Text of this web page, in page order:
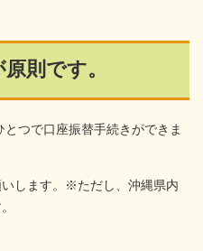
則です。
つで口座振替手続きができま
します。※ただし、沖縄県内